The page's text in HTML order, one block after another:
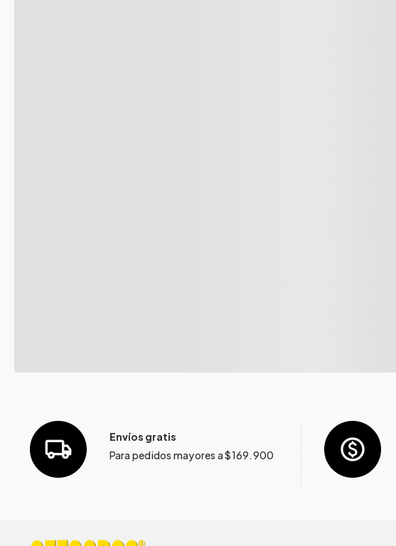
Envíos gratis
Para pedidos mayores a $169.900